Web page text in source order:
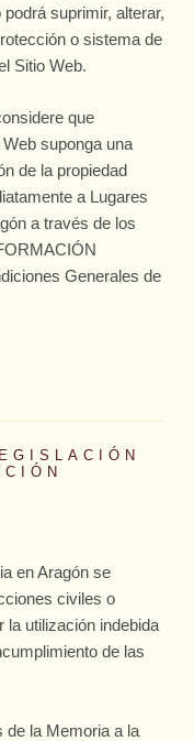
suprimir, alterar,
o sistema de
Sitio Web.
que
suponga una
de la propiedad
a Lugares
a través de los
Generales de
en Aragónse
civiles o
la utilización indebida
de las
de la Memoria a la